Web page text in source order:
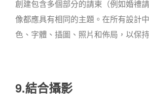
創建包含多個部分的請柬（例如婚禮
像都應具有相同的主題。在所有設計
色、字體、插圖、照片和佈局，以保
9.結合攝影